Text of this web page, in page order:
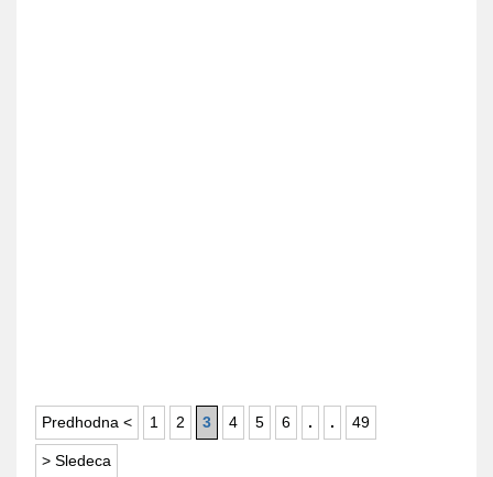
Predhodna < 1 2 3 4 5 6 . . 49
> Sledeca